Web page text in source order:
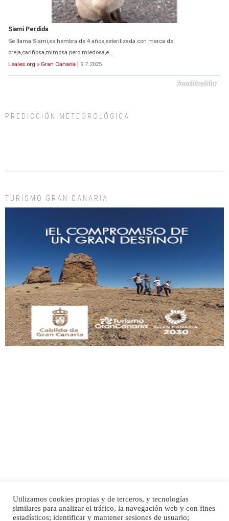
Siami Perdida
Se llama Siami,es hembra de 4 años,esterilizada con marca de
oreja,cariñosa,mimosa pero miedosa,e...
Leales.org » Gran Canaria | 9.7.2025
días, ella incluida...
Gato manso encontrado
Este gato macho ha aparecido en la calle hace menos de un mes, es muy
manso y extremadamente cari...
Leales.org » Gran Canaria | 9.7.2025
SHIBA PERDIDO AVDA JOSE MESA Y LOPEZ
PERRO MACHO RAZA SHIBA CON MICROCHIP PERDIDO HOY 06/07/2025 ZONA
PREDICCIÓN METEOROLÓGICA
TURISMO GRAN CANARIA
Utilizamos cookies propias y de terceros, y tecnologías
similares para analizar el tráfico, la navegación web y con fines
estadísticos; identificar y mantener sesiones de usuario;